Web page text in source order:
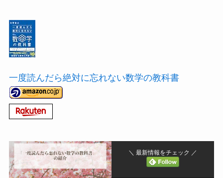
一度読んだら絶対に忘れない数学の教科書
＼ 最新情報をチェック ／